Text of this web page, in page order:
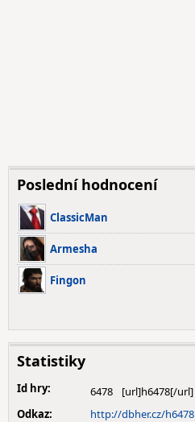
Poslední hodnocení
ClassicMan
Armesha
Fingon
Statistiky
Id hry:
6478
Odkaz:
http://dbher.cz/h6478